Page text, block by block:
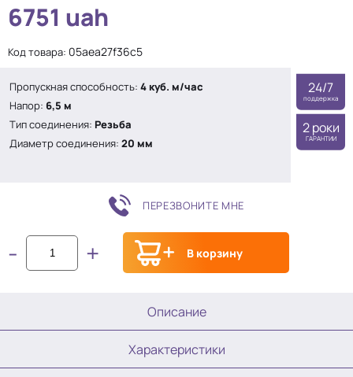
6751 uah
Код товара: 05aea27f36c5
Пропускная способность: 4 куб. м/час
Напор: 6,5 м
Тип соединения: Резьба
Диаметр соединения: 20 мм
ПЕРЕЗВОНИТЕ МНЕ
- + В корзину
24/7
поддержка
2 роки
ГАРАНТИИ
Описание
Характеристики